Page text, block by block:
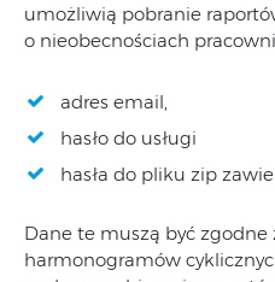
umożliwią pobranie
o nieobecnościach
adres email,
hasło do usługi
hasła do pliku zip
Dane te muszą być
harmonogramów